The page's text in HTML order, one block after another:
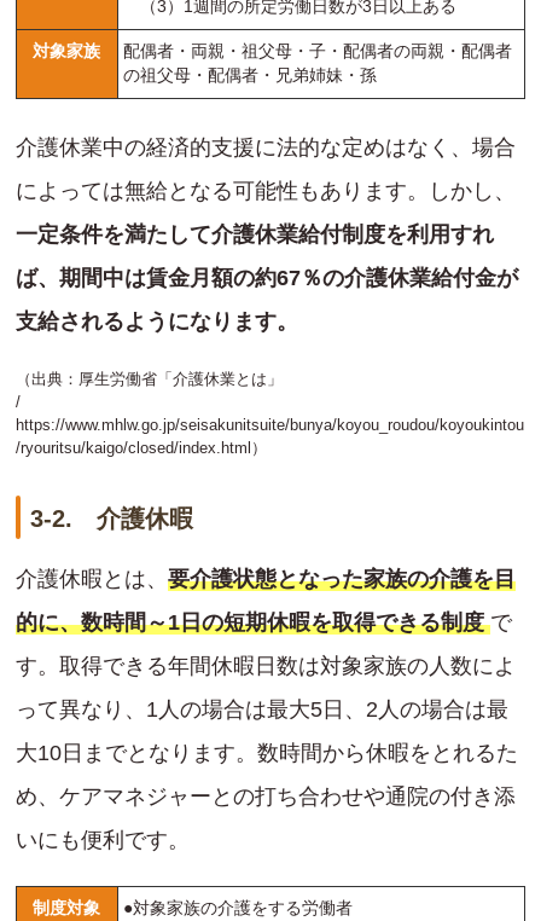
（3）1週間の所定労働日数が3日以上ある
対象家族
配偶者・両親・祖父母・子・配偶者の両親・配偶者
の祖父母・配偶者・兄弟姉妹・孫
介護休業中の経済的支援に法的な定めはなく、場合
によっては無給となる可能性もあります。しかし、
一定条件を満たして介護休業給付制度を利用すれ
ば、期間中は賃金月額の約67％の介護休業給付金が
支給されるようになります。
（出典：厚生労働省「介護休業とは」
/
https://www.mhlw.go.jp/seisakunitsuite/bunya/koyou_roudou/koyoukintou
/ryouritsu/kaigo/closed/index.html ）
3-2. 介護休暇
介護休暇とは、 要介護状態となった家族の介護を目
的に、数時間～1日の短期休暇を取得できる制度で
す。取得できる年間休暇日数は対象家族の人数によ
って異なり、1人の場合は最大5日、2人の場合は最
大10日までとなります。数時間から休暇をとれるた
め、ケアマネジャーとの打ち合わせや通院の付き添
いにも便利です。
制度対象
●対象家族の介護をする労働者